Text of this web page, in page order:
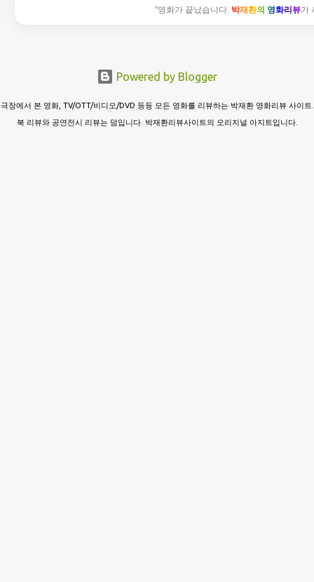
"영화가 끝났습니다. 박재환의 영화리뷰가
Powered by Blogger
극장에서 본 영화, TV/OTT/비디오/DVD 등등 모든 영화를 리뷰하는 박재환 영화리뷰 사이트.
북 리뷰와 공연전시 리뷰는 덤입니다. 박재환리뷰사이트의 오리지널 아지트입니다.